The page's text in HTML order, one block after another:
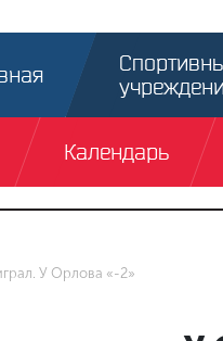
Календарь
У Орлова «-2»